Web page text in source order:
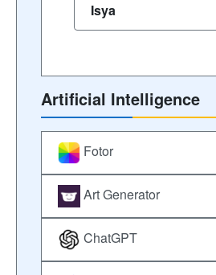
Isya
Artificial Intelligence
Fotor
Art Generator
ChatGPT